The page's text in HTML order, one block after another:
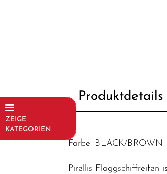
ZEIGE
KATEGORIEN
Produktdetails
Farbe: BLACK/BROWN
Pirellis Flaggschiffreifen